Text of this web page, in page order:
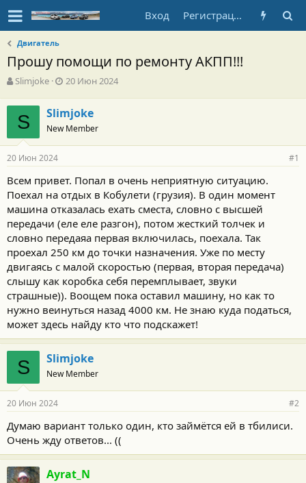
Вход Регистрация
Двигатель
Прошу помощи по ремонту АКПП!!!
А
т
о
р
т
е
м
ы
Slimjoke
Д
а
н
а
л
а
20 Июн 2024
S Slimjoke
New Member
20 Июн 2024 #1
Всем привет. Попал в очень неприятную ситуацию.
Поехал на отдых в Кобулети (грузия). В один момент
машина отказалась ехать сместа, словно с высшей
передачи (еле еле разгон), потом жесткий толчек и
словно передаяа первая включилась, поехала. Так
проехал 250 км до точки назначения. Уже по месту
двигаясь с малой скоростью (первая, вторая передача)
слышу как коробка себя перемплывает, звуки
страшные)). Воощем пока оставил машину, но как то
нужно веинуться назад 4000 км. Не знаю куда податься,
может здесь найду кто что подскажет!
S Slimjoke
New Member
20 Июн 2024 #2
Думаю вариант только один, кто займётся ей в тбилиси.
Очень жду ответов... ((
Ayrat_N